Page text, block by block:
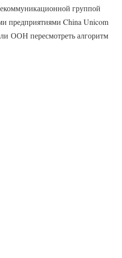
группой
предприятиями China Unicom
ООН пересмотреть алгоритм